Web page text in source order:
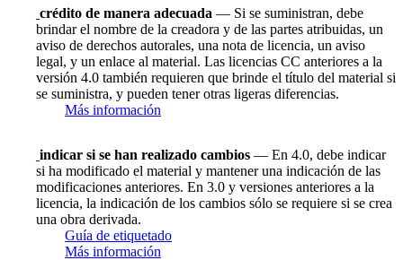
crédito de manera adecuada — Si se suministran, debe
brindar el nombre de la creadora y de las partes atribuidas, un
aviso de derechos autorales, una nota de licencia, un aviso
legal, y un enlace al material. Las licencias CC anteriores a la
versión 4.0 también requieren que brinde el título del material si
se suministra, y pueden tener otras ligeras diferencias.
Más información
indicar si se han realizado cambios — En 4.0, debe indicar
si ha modificado el material y mantener una indicación de las
modificaciones anteriores. En 3.0 y versiones anteriores a la
licencia, la indicación de los cambios sólo se requiere si se crea
una obra derivada.
Guía de etiquetado
Más información